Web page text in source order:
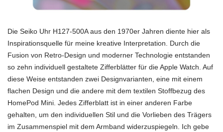
Die Seiko Uhr H127-500A aus den 1970er Jahren diente hier als
Inspirationsquelle für meine kreative Interpretation. Durch die
Fusion von Retro-Design und moderner Technologie entstanden
so zehn individuell gestaltete Zifferblätter für die Apple Watch. Auf
diese Weise entstanden zwei Designvarianten, eine mit einem
flachen Design und die andere mit dem textilen Stoffbezug des
HomePod Mini. Jedes Zifferblatt ist in einer anderen Farbe
gehalten, um den individuellen Stil und die Vorlieben des Trägers
im Zusammenspiel mit dem Armband widerzuspiegeln. Ich gebe